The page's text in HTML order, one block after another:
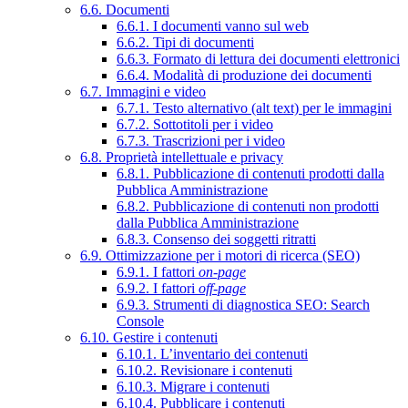
6.6. Documenti
6.6.1. I documenti vanno sul web
6.6.2. Tipi di documenti
6.6.3. Formato di lettura dei documenti elettronici
6.6.4. Modalità di produzione dei documenti
6.7. Immagini e video
6.7.1. Testo alternativo (alt text) per le immagini
6.7.2. Sottotitoli per i video
6.7.3. Trascrizioni per i video
6.8. Proprietà intellettuale e privacy
6.8.1. Pubblicazione di contenuti prodotti dalla
Pubblica Amministrazione
6.8.2. Pubblicazione di contenuti non prodotti
dalla Pubblica Amministrazione
6.8.3. Consenso dei soggetti ritratti
6.9. Ottimizzazione per i motori di ricerca (SEO)
6.9.1. I fattori on-page
6.9.2. I fattori off-page
6.9.3. Strumenti di diagnostica SEO: Search
Console
6.10. Gestire i contenuti
6.10.1. L’inventario dei contenuti
6.10.2. Revisionare i contenuti
6.10.3. Migrare i contenuti
6.10.4. Pubblicare i contenuti